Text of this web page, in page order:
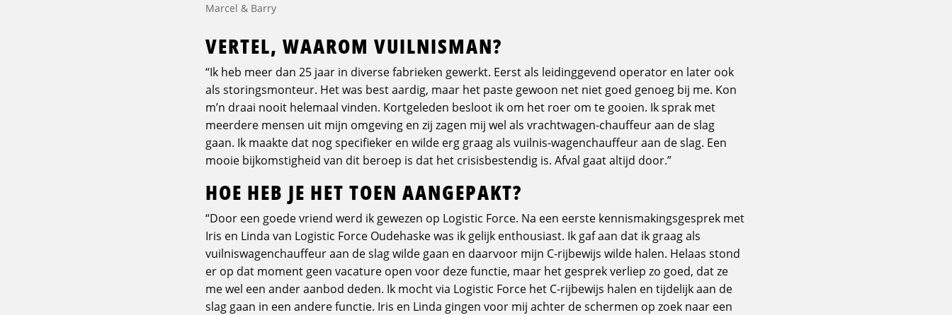
Marcel & Barry
VERTEL, WAAROM VUILNISMAN?
“Ik heb meer dan 25 jaar in diverse fabrieken gewerkt. Eerst als leidinggevend operator en later ook
als storingsmonteur. Het was best aardig, maar het paste gewoon net niet goed genoeg bij me. Kon
m’n draai nooit helemaal vinden. Kortgeleden besloot ik om het roer om te gooien. Ik sprak met
meerdere mensen uit mijn omgeving en zij zagen mij wel als vrachtwagen-chauffeur aan de slag
gaan. Ik maakte dat nog specifieker en wilde erg graag als vuilnis-wagenchauffeur aan de slag. Een
mooie bijkomstigheid van dit beroep is dat het crisisbestendig is. Afval gaat altijd door.”
HOE HEB JE HET TOEN AANGEPAKT?
“Door een goede vriend werd ik gewezen op Logistic Force. Na een eerste kennismakingsgesprek met
Iris en Linda van Logistic Force Oudehaske was ik gelijk enthousiast. Ik gaf aan dat ik graag als
vuilniswagenchauffeur aan de slag wilde gaan en daarvoor mijn C-rijbewijs wilde halen. Helaas stond
er op dat moment geen vacature open voor deze functie, maar het gesprek verliep zo goed, dat ze
me wel een ander aanbod deden. Ik mocht via Logistic Force het C-rijbewijs halen en tijdelijk aan de
slag gaan in een andere functie. Iris en Linda gingen voor mij achter de schermen op zoek naar een